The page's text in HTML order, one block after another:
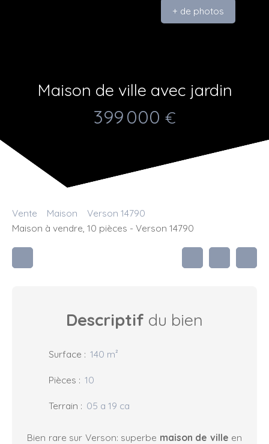
+ de photos
Maison de ville avec jardin
399 000 €
Vente Maison
Verson 14790
Maison à vendre, 10 pièces - Verson 14790
Descriptif du bien
Surface : 140 m²
Pièces : 10
Terrain : 05 a 19 ca
Bien rare sur Verson: superbe maison de ville en